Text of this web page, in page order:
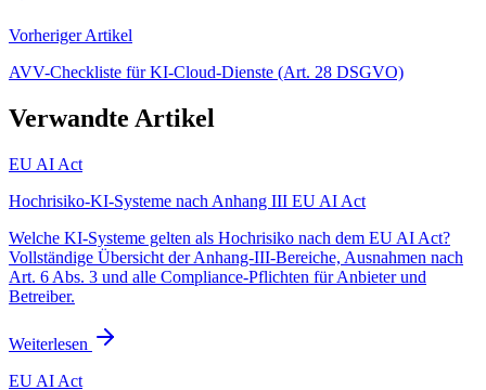
Vorheriger Artikel
AVV-Checkliste für KI-Cloud-Dienste (Art. 28 DSGVO)
Verwandte Artikel
EU AI Act
Hochrisiko-KI-Systeme nach Anhang III EU AI Act
Welche KI-Systeme gelten als Hochrisiko nach dem EU AI Act?
Vollständige Übersicht der Anhang-III-Bereiche, Ausnahmen nach
Art. 6 Abs. 3 und alle Compliance-Pflichten für Anbieter und
Betreiber.
Weiterlesen
EU AI Act